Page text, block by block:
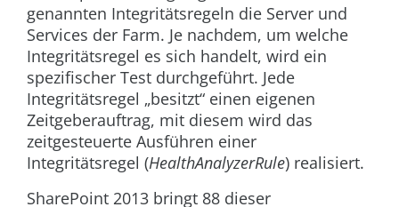
genannten Integritätsregeln die Server und
Services der Farm. Je nachdem, um welche
Integritätsregel es sich handelt, wird ein
spezifischer Test durchgeführt. Jede
Integritätsregel „besitzt“ einen eigenen
Zeitgeberauftrag, mit diesem wird das
zeitgesteuerte Ausführen einer
Integritätsregel (HealthAnalyzerRule) realisiert.
SharePoint 2013 bringt 88 dieser